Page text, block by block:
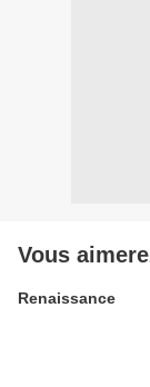
Vous
Renaissance